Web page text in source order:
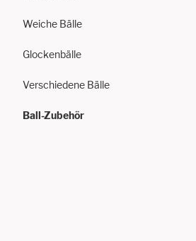
Weiche Bälle
Glockenbälle
Verschiedene Bälle
Ball-Zubehör